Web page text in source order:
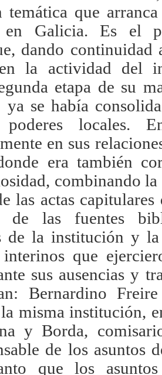
temática que
en Galicia. Es el
dando continuidad
la actividad del
etapa de su
ya se había
locales.
en sus
era también
combinando
las actas
de las fuentes
de la institución y
que
sus ausencias y
Bernardino
misma institución,
y Borda,
de los asuntos
que los